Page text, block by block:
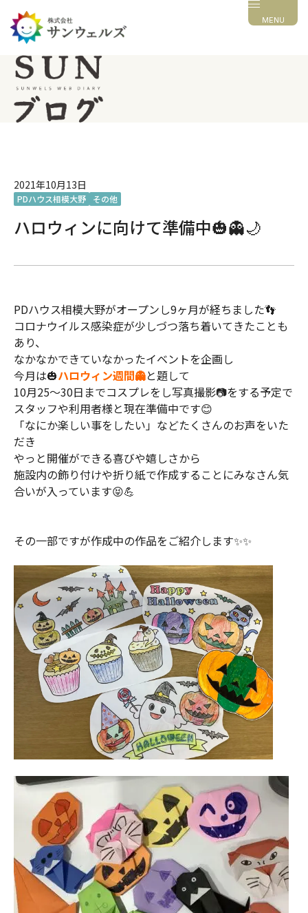
MENU
2021年10月13日
PDハウス相模大野 その他
ハロウィンに向けて準備中🎃👻🌙
PDハウス相模大野がオープンし9ヶ月が経ちました👣
コロナウイルス感染症が少しづつ落ち着いてきたことも
あり、
なかなかできていなかったイベントを企画し
今月は🎃ハロウィン週間👻と題して
10月25～30日までコスプレをし写真撮影📷をする予定で
スタッフや利用者様と現在準備中です😊
「なにか楽しい事をしたい」などたくさんのお声をいた
だき
やっと開催ができる喜びや嬉しさから
施設内の飾り付けや折り紙で作成することにみなさん気
合いが入っています😝💪
その一部ですが作成中の作品をご紹介します✨✨